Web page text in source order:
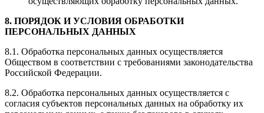
8. ПОРЯДОК И УСЛОВИЯ ОБРАБОТКИ
ПЕРСОНАЛЬНЫХ ДАННЫХ
8.1. Обработка персональных данных осуществляется
Обществом в соответствии с требованиями законодательства
Российской Федерации.
8.2. Обработка персональных данных осуществляется с
согласия субъектов персональных данных на обработку их